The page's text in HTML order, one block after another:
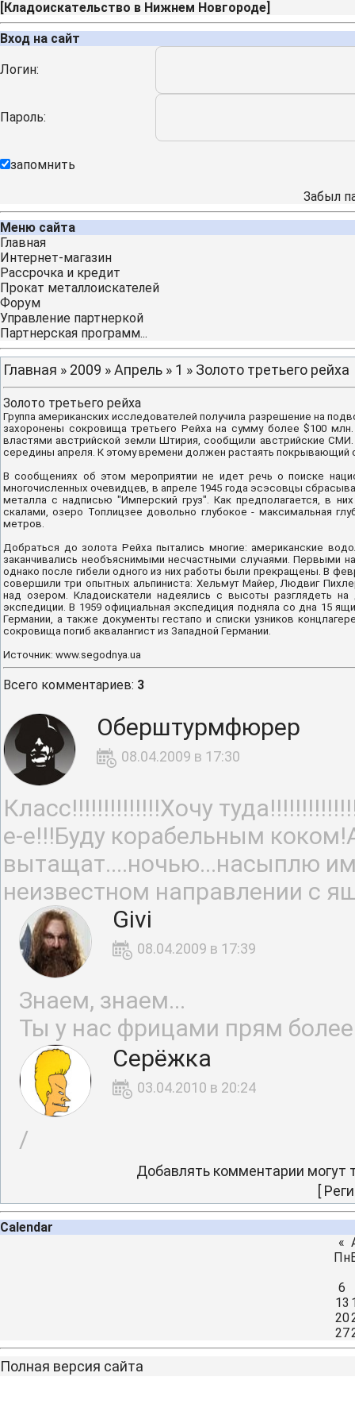
[Кладоискательство в Нижнем Новгороде]
Вход на сайт
Логин:
Пароль:
запомнить
Забыл
Меню сайта
Главная
Интернет-магазин
Рассрочка и кредит
Прокат металлоискателей
Форум
Управление партнеркой
Партнерская программ...
Главная » 2009 »Апрель » 1 » Золото третьего рейха
Золото третьего рейха
Группа американских исследователей получила разрешение на
захоронены сокровища третьего Рейха на сумму более $100 млн.
властями австрийской земли Штирия, сообщили австрийские
середины апреля. К этому времени должен растаять покрывающий
В сообщениях об этом мероприятии не идет речь о поиске
многочисленных очевидцев, в апреле 1945 года эсэсовцы
металла с надписью "Имперский груз". Как предполагается, в
скалами, озеро Топлицзее довольно глубокое - максимальная
метров.
Добраться до золота Рейха пытались многие: американские
заканчивались необъяснимыми несчастными случаями. Первыми
однако после гибели одного из них работы были прекращены. В
совершили три опытных альпиниста: Хельмут Майер, Людвиг
над озером. Кладоискатели надеялись с высоты разглядеть
экспедиции. В 1959 официальная экспедиция подняла со дна 15
Германии, а также документы гестапо и списки узников
сокровища погиб аквалангист из Западной Германии.
Источник: www.segodnya.ua
Всего комментариев: 3
Оберштурмфюрер
08.04.2009 в 17:30
Класс!!!!!!!!!!!!!!Хочу
е-е!!!Буду корабельным
вытащат....ночью...насыплю им
неизвестном направлении с
Givi
08.04.2009 в 17:39
Знаем, знаем...
Ты у нас фрицами прям
Серёжка
03.04.2010 в 20:24
/
Добавлять комментарии могут
[
Calendar
«
Пн
6
13
20
27
Полная версия сайта